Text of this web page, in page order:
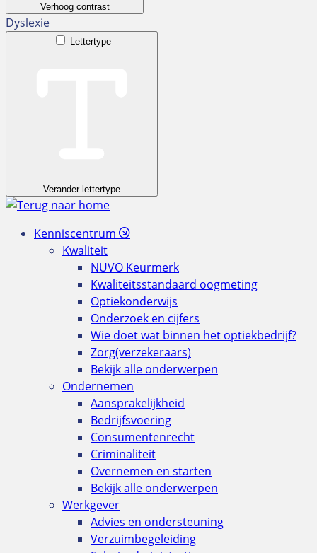
Verhoog contrast
Dyslexie
Lettertype
Verander lettertype
Kenniscentrum
Kwaliteit
NUVO Keurmerk
Kwaliteitsstandaard oogmeting
Optiekonderwijs
Onderzoek en cijfers
Wie doet wat binnen het optiekbedrijf?
Zorg(verzekeraars)
Bekijk alle onderwerpen
Ondernemen
Aansprakelijkheid
Bedrijfsvoering
Consumentenrecht
Criminaliteit
Overnemen en starten
Bekijk alle onderwerpen
Werkgever
Advies en ondersteuning
Verzuimbegeleiding